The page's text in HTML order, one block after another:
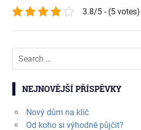
3.8/5 - (5 votes)
NEJNOVĚJŠÍ PŘÍSPĚVKY
Nový dům na klíč
Od koho si výhodně půjčit?